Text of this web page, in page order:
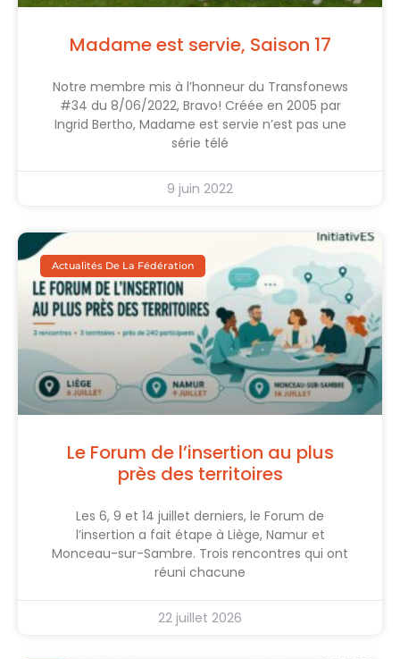
Madame est servie, Saison 17
Notre membre mis à l’honneur du Transfonews
#34 du 8/06/2022, Bravo! Créée en 2005 par
Ingrid Bertho, Madame est servie n’est pas une
série télé
9 juin 2022
Actualités De La Fédération
Le Forum de l’insertion au plus
près des territoires
Les 6, 9 et 14 juillet derniers, le Forum de
l’insertion a fait étape à Liège, Namur et
Monceau-sur-Sambre. Trois rencontres qui ont
réuni chacune
22 juillet 2026